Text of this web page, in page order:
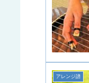
アレンジ譜